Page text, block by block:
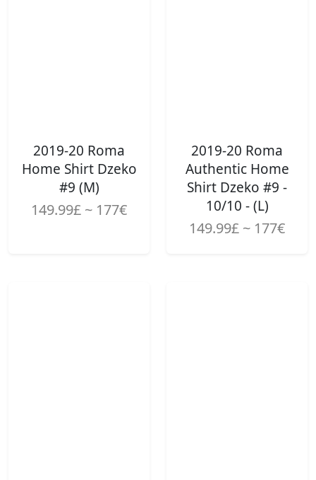
2019-20 Roma
Home Shirt Dzeko
#9 (M)
149.99£ ~ 177€
2019-20 Roma
Authentic Home
Shirt Dzeko #9 -
10/10 - (L)
149.99£ ~ 177€